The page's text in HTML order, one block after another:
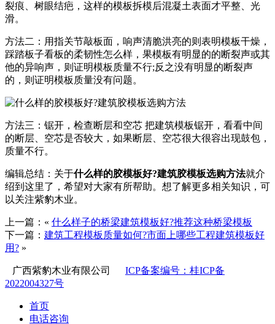
裂痕、树眼结疤，这样的模板拆模后混凝土表面才平整、光
滑。
方法二：用指关节敲板面，响声清脆洪亮的则表明模板干燥，
踩踏板子看板的柔韧性怎么样，果模板有明显的的断裂声或其
他的异响声，则证明模板质量不行;反之没有明显的断裂声
的，则证明模板质量没有问题。
方法三：锯开，检查断层和空芯 把建筑模板锯开，看看中间
的断层、空芯是否较大，如果断层、空芯很大很容出现鼓包，
质量不行。
编辑总结：关于什么样的胶模板好?建筑胶模板选购方法就介
绍到这里了，希望对大家有所帮助。想了解更多相关知识，可
以关注紫豹木业。
上一篇：« 什么样子的桥梁建筑模板好?推荐这种桥梁模板
下一篇： 建筑工程模板质量如何?市面上哪些工程建筑模板好
用? »
广西紫豹木业有限公司 ICP备案编号：桂ICP备
2022004327号
首页
电话咨询